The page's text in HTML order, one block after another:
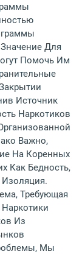
Для
Помочь Им
Источник
Наркотиков
Важно,
На Коренных
Как Бедность,
Требующая
Из
Мы